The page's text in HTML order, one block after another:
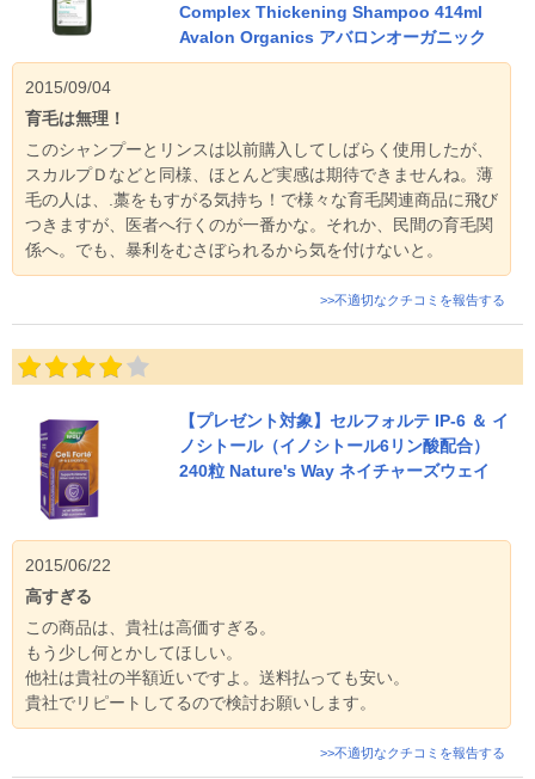
Complex Thickening Shampoo 414ml
Avalon Organics アバロンオーガニック
2015/09/04
育毛は無理！
このシャンプーとリンスは以前購入してしばらく使用したが、
スカルプＤなどと同様、ほとんど実感は期待できませんね。薄
毛の人は、.藁をもすがる気持ち！で様々な育毛関連商品に飛び
つきますが、医者へ行くのが一番かな。それか、民間の育毛関
係へ。でも、暴利をむさぼられるから気を付けないと。
>>不適切なクチコミを報告する
【プレゼント対象】セルフォルテ IP-6 ＆ イ
ノシトール（イノシトール6リン酸配合）
240粒 Nature's Way ネイチャーズウェイ
2015/06/22
高すぎる
この商品は、貴社は高価すぎる。
もう少し何とかしてほしい。
他社は貴社の半額近いですよ。送料払っても安い。
貴社でリピートしてるので検討お願いします。
>>不適切なクチコミを報告する